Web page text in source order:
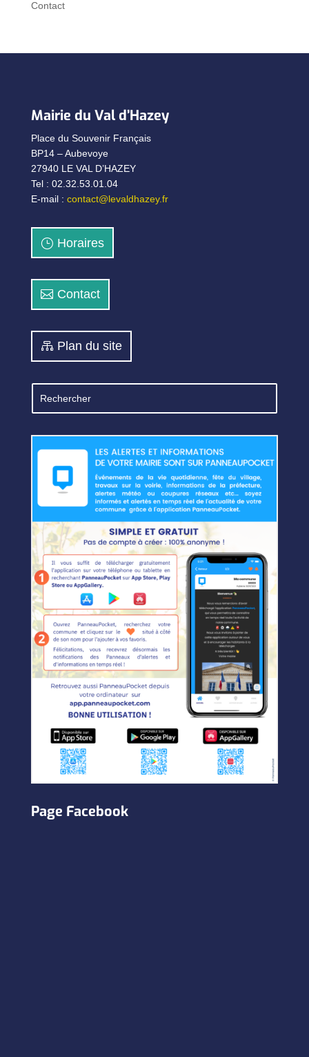
Contact
Mairie du Val d’Hazey
Place du Souvenir Français
BP14 – Aubevoye
27940 LE VAL D’HAZEY
Tel : 02.32.53.01.04
E-mail : contact@levaldhazey.fr
Horaires
Contact
Plan du site
Page Facebook